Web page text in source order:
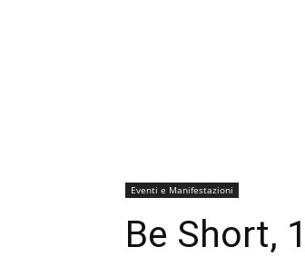
Eventi e Manifestazioni
Be Short,